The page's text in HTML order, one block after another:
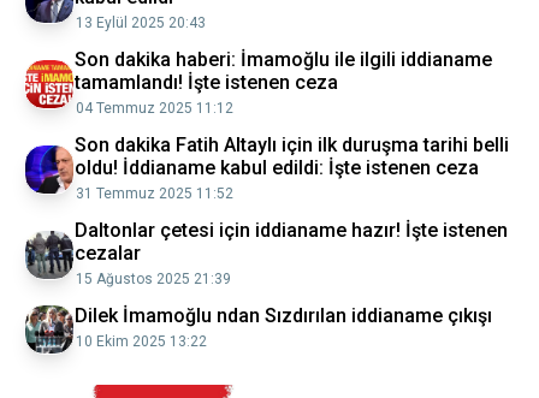
13 Eylül 2025 20:43
Son dakika haberi: İmamoğlu ile ilgili iddianame
tamamlandı! İşte istenen ceza
04 Temmuz 2025 11:12
Son dakika Fatih Altaylı için ilk duruşma tarihi belli
oldu! İddianame kabul edildi: İşte istenen ceza
31 Temmuz 2025 11:52
Daltonlar çetesi için iddianame hazır! İşte istenen
cezalar
15 Ağustos 2025 21:39
Dilek İmamoğlu ndan Sızdırılan iddianame çıkışı
10 Ekim 2025 13:22